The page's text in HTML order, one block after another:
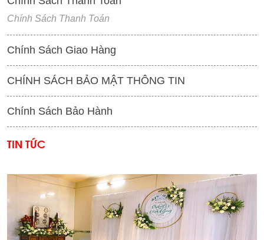
Chính Sách Thanh Toán
Chính Sách Giao Hàng
CHÍNH SÁCH BẢO MẬT THÔNG TIN
Chính Sách Bảo Hành
TIN TỨC